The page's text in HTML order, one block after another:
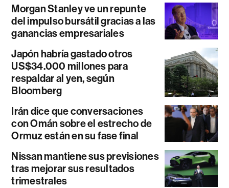
Morgan Stanley ve un repunte
del impulso bursátil gracias a las
ganancias empresariales
Japón habría gastado otros
US$34.000 millones para
respaldar al yen, según
Bloomberg
Irán dice que conversaciones
con Omán sobre el estrecho de
Ormuz están en su fase final
Nissan mantiene sus previsiones
tras mejorar sus resultados
trimestrales